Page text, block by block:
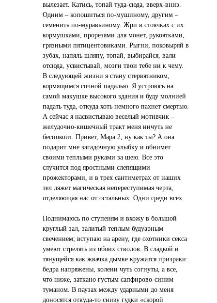
вылезает. Катись, топай туда-сюда, вверх-вниз.
Одним – копошиться по-мушиному, другим –
семенить по-муравьиному. Жри в стоячках с их
кормушками, прорезями для монет, рукоятками,
грязными пятицентовиками. Рыгни, поковыряй в
зубах, напяль шляпу, топай, выбирайся, вали
отсюда, усвистывай, мозги твои тебе ни к чему.
В следующей жизни я стану стервятником,
кормящимся сочной падалью. Я устроюсь на
самой макушке высокого здания и буду молнией
падать туда, откуда хоть немного пахнет смертью.
А сейчас я насвистываю веселый мотивчик –
желудочно-кишечный тракт меня ничуть не
беспокоит. Привет, Мара 2, ну как ты? А она
подарит мне загадочную улыбку и обнимет
своими теплыми руками за шею. Все это
случится под яростными слепящими
прожекторами, и в трех сантиметрах от наших
тел ляжет магическая непереступимая черта,
отделяющая нас от остальных. Одни среди всех.
Поднимаюсь по ступеням и вхожу в большой
круглый зал, залитый теплым будуарным
свечением; вступаю на арену, где охотники секса
умеют стрелять из обоих стволов. В сладкой и
тянущейся как жвачка дымке кружатся призраки:
бедра напряжены, колени чуть согнуты, а все,
что ниже, заткано густым сапфирово-синим
туманом. В паузах между ударными до меня
доносятся откуда-то снизу гудки «скорой